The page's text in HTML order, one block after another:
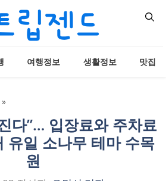
여행정보 생활정보 맛집
»
다”… 입장료와 주차료
유일 소나무 테마 수목
원